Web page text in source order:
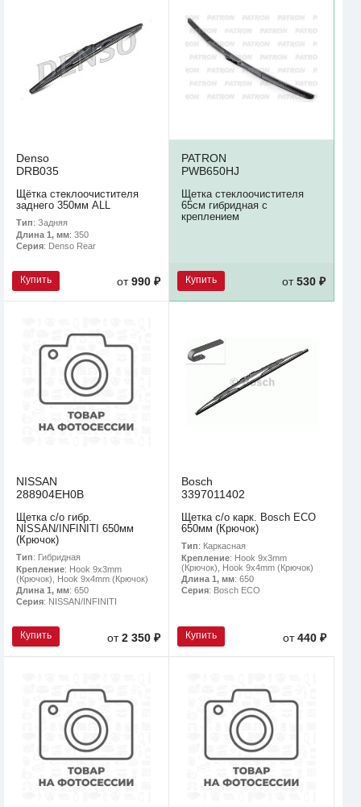
Denso
DRB035
Щётка стеклоочистителя
заднего 350мм ALL
Тип: Задняя
Длина 1, мм: 350
Серия: Denso Rear
Купить от990 ₽
PATRON
PWB650HJ
Щетка стеклоочистителя
65см гибридная с
креплением
Купить от530 ₽
NISSAN
288904EH0B
Щетка с/о гибр.
NISSAN/INFINITI 650мм
(Крючок)
Тип: Гибридная
Крепление: Hook 9x3mm
(Крючок), Hook 9x4mm (Крючок)
Длина 1, мм: 650
Серия: NISSAN/INFINITI
Купить от2 350 ₽
Bosch
3397011402
Щетка с/о карк. Bosch ECO
650мм (Крючок)
Тип: Каркасная
Крепление: Hook 9x3mm
(Крючок), Hook 9x4mm (Крючок)
Длина 1, мм: 650
Серия: Bosch ECO
Купить от440 ₽